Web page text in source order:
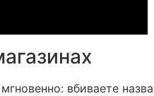
вбиваете